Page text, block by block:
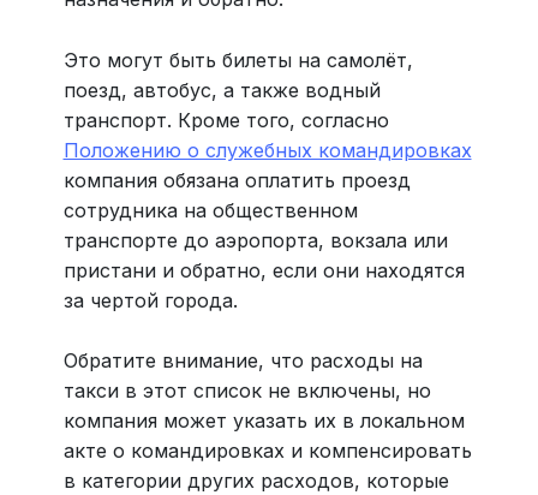
Это могут быть билеты на самолёт,
поезд, автобус, а также водный
транспорт. Кроме того, согласно
Положению о служебных командировках
компания обязана оплатить проезд
сотрудника на общественном
транспорте до аэропорта, вокзала или
пристани и обратно, если они находятся
за чертой города.
Обратите внимание, что расходы на
такси в этот список не включены, но
компания может указать их в локальном
акте о командировках и компенсировать
в категории других расходов, которые